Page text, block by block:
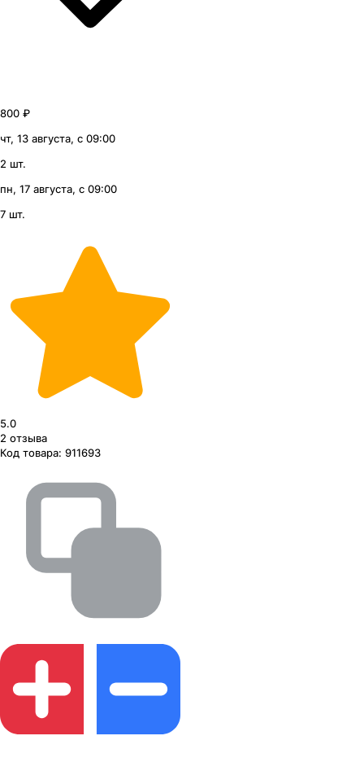
800 ₽
чт, 13 августа, с 09:00
2 шт.
пн, 17 августа, с 09:00
7 шт.
5.0
2 отзыва
Код товара: 911693